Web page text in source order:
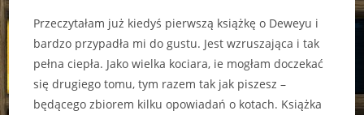
Przeczytałam już kiedyś pierwszą książkę o Deweyu i
bardzo przypadła mi do gustu. Jest wzruszająca i tak
pełna ciepła. Jako wielka kociara, ie mogłam doczekać
się drugiego tomu, tym razem tak jak piszesz –
będącego zbiorem kilku opowiadań o kotach. Książka